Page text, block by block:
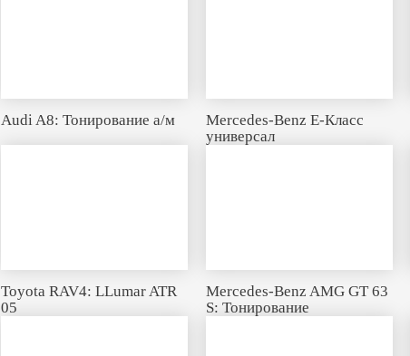
Audi A8: Тонирование а/м
Mercedes-Benz E-Класс
универсал
Toyota RAV4: LLumar ATR
05
Mercedes-Benz AMG GT 63
S: Тонирование